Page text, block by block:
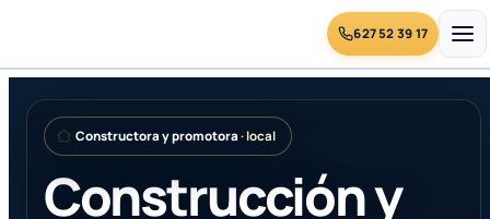
contenido
627 52 39 17
Constructora y promotora · local
Construcción y